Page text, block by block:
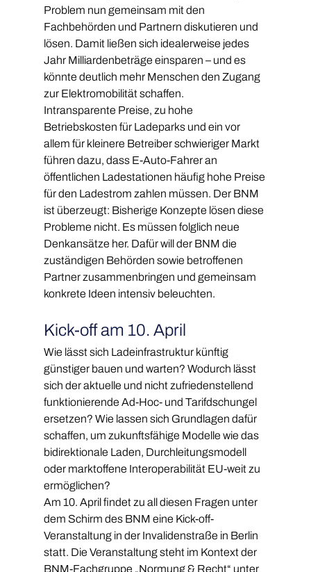
Problem nun gemeinsam mit den
Fachbehörden und Partnern diskutieren und
lösen. Damit ließen sich idealerweise jedes
Jahr Milliardenbeträge einsparen – und es
könnte deutlich mehr Menschen den Zugang
zur Elektromobilität schaffen.
Intransparente Preise, zu hohe
Betriebskosten für Ladeparks und ein vor
allem für kleinere Betreiber schwieriger Markt
führen dazu, dass E-Auto-Fahrer an
öffentlichen Ladestationen häufig hohe Preise
für den Ladestrom zahlen müssen. Der BNM
ist überzeugt: Bisherige Konzepte lösen diese
Probleme nicht. Es müssen folglich neue
Denkansätze her. Dafür will der BNM die
zuständigen Behörden sowie betroffenen
Partner zusammenbringen und gemeinsam
konkrete Ideen intensiv beleuchten.
Kick-off am 10. April
Wie lässt sich Ladeinfrastruktur künftig
günstiger bauen und warten? Wodurch lässt
sich der aktuelle und nicht zufriedenstellend
funktionierende Ad-Hoc- und Tarifdschungel
ersetzen? Wie lassen sich Grundlagen dafür
schaffen, um zukunftsfähige Modelle wie das
bidirektionale Laden, Durchleitungsmodell
oder marktoffene Interoperabilität EU-weit zu
ermöglichen?
Am 10. April findet zu all diesen Fragen unter
dem Schirm des BNM eine Kick-off-
Veranstaltung in der Invalidenstraße in Berlin
statt. Die Veranstaltung steht im Kontext der
BNM-Fachgruppe „Normung & Recht“ unter